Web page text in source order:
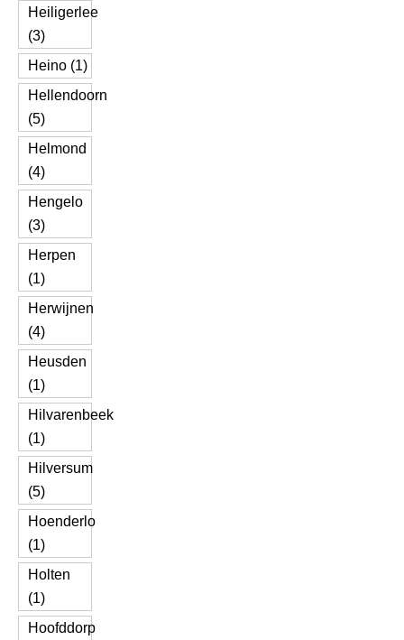
Heiligerlee
(3)
Heino (1)
Hellendoorn
(5)
Helmond
(4)
Hengelo
(3)
Herpen
(1)
Herwijnen
(4)
Heusden
(1)
Hilvarenbeek
(1)
Hilversum
(5)
Hoenderlo
(1)
Holten
(1)
Hoofddorp